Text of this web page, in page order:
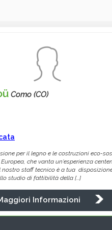
Como (CO)
per il legno e le costruzioni eco-
che vanta un'esperienza
nostro staff tecnico è a tua
studio di fattibilità della [...]
Informazioni